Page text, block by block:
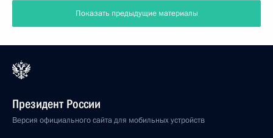
Показать предыдущие материалы
Президент России
Версия официального сайта для мобильных устройств